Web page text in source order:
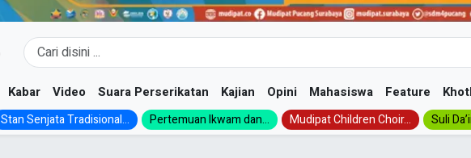
Kabar Video Suara Perserikatan Kajian Opini Mahasiswa Feature
Stan Senjata Tradisional... Pertemuan Ikwam dan... Mudipat Children Choir... Suli